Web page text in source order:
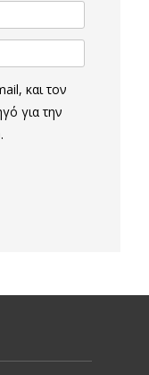
και τον
για την